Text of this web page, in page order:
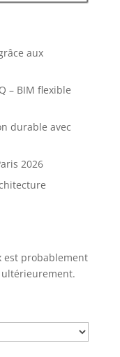
aux
– BIM flexible
durable avec
2026
est probablement